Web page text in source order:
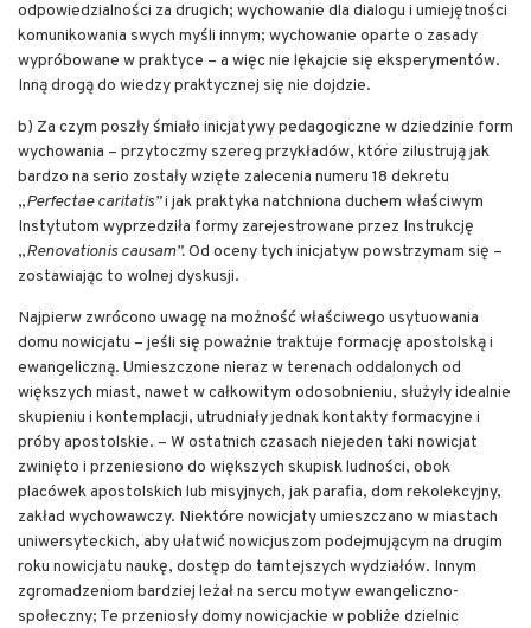
odpowiedzialności za drugich; wychowanie dla dialogu i umiejętności
komunikowania swych myśli innym; wychowanie oparte o zasady
wypróbowane w praktyce – a więc nie lękajcie się eksperymentów.
Inną drogą do wiedzy praktycznej się nie dojdzie.
b) Za czym poszły śmiało inicjatywy pedagogiczne w dziedzinie form
wychowania – przytoczmy szereg przykładów, które zilustrują jak
bardzo na serio zostały wzięte zalecenia numeru 18 dekretu
„Perfectae caritatis”i jak praktyka natchniona duchem właściwym
Instytutom wyprzedziła formy zarejestrowane przez Instrukcję
„Renovationis causam”.Od oceny tych inicjatyw powstrzymam się –
zostawiając to wolnej dyskusji.
Najpierw zwrócono uwagę na możność właściwego usytuowania
domu nowicjatu – jeśli się poważnie traktuje formację apostolską i
ewangeliczną. Umieszczone nieraz w terenach oddalonych od
większych miast, nawet w całkowitym odosobnieniu, służyły idealnie
skupieniu i kontemplacji, utrudniały jednak kontakty formacyjne i
próby apostolskie. – W ostatnich czasach niejeden taki nowicjat
zwinięto i przeniesiono do większych skupisk ludności, obok
placówek apostolskich lub misyjnych, jak parafia, dom rekolekcyjny,
zakład wychowawczy. Niektóre nowicjaty umieszczano w miastach
uniwersyteckich, aby ułatwić nowicjuszom podejmującym na drugim
roku nowicjatu naukę, dostęp do tamtejszych wydziałów. Innym
zgromadzeniom bardziej leżał na sercu motyw ewangeliczno-
społeczny; Te przeniosły domy nowicjackie w pobliże dzielnic